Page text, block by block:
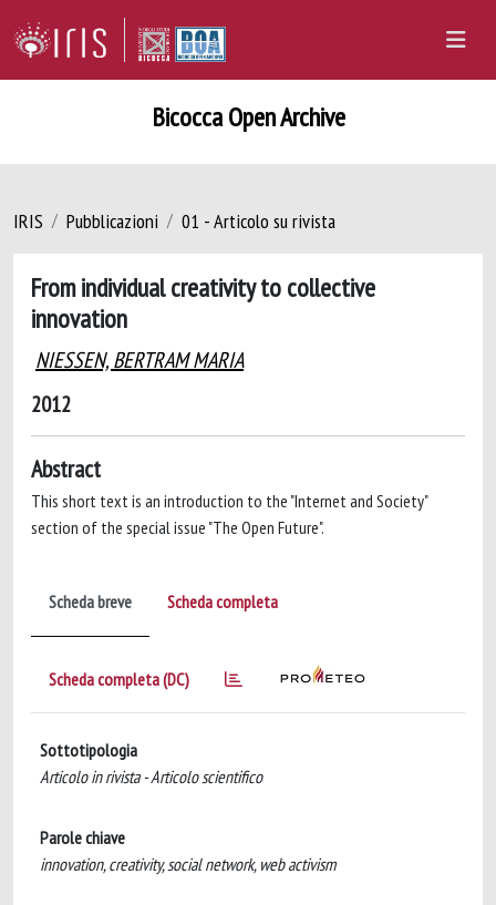
Bicocca Open Archive
IRIS Pubblicazioni 01 - Articolo su rivista
From individual creativity to collective
innovation
NIESSEN, BERTRAM MARIA
2012
Abstract
This short text is an introduction to the "Internet and Society"
section of the special issue "The Open Future".
Scheda breve Scheda completa
Scheda completa (DC)
Sottotipologia
Articolo in rivista - Articolo scientifico
Parole chiave
innovation, creativity, social network, web activism